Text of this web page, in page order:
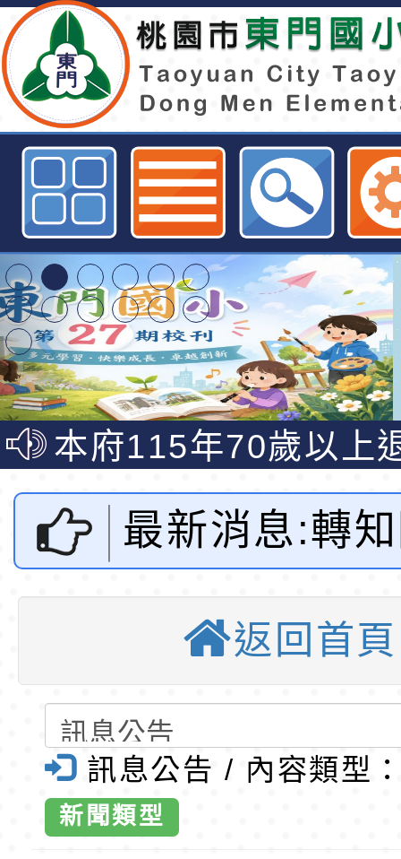
轉知國立臺北教育大學執行教育部
年美感與設計創新計畫」之北區美
學，辦理113-2學期「美感通識課
程推廣計畫」教師研習工作坊，請
桃園市東門國小全球資訊網
特殊教育學生及幼兒
明手冊(修訂版)與學
說明影片
轉知臺中市政府政風
光城市手牽手，綠能
走」動畫影片
本府115年70歲以上
員健康講座「吃得安
心」，請退休同仁踴
清華光罩教學專業論
動時代中的好老師：
教師韌性
轉環境部「淨零綠領
程」
轉農業部桃園區農業
「115年食農教育專
訓練課程」，歡迎已
育專業人員資格者報
錄取公告-桃園市桃
民小學115學年度「
理人員」甄選
東門國小115學年度
梯特教代課教師甄選
公告(尚有缺額)
錄取公告-桃園市桃
民小學115學年度「
班教師助理員」甄選
東門國小115學年度
梯特教代理教師甄選
公告(尚有缺額)
特殊教育學生及幼兒
明手冊(修訂版)與學
轉知臺中市政府政風
最新消息:轉
北教育大學
部「113年至
感與設計創
之北區美感
返回首頁
訊息公告 / 內容類型
新聞類型